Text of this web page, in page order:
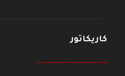
كاريكاتور
--------------------